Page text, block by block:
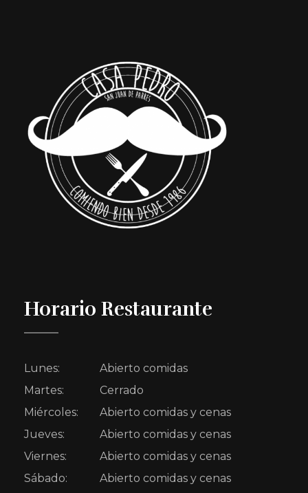
Horario Restaurante
Lunes:
Abierto comidas
Martes:
Cerrado
Miércoles:
Abierto comidas y cenas
Jueves:
Abierto comidas y cenas
Viernes:
Abierto comidas y cenas
Sábado:
Abierto comidas y cenas